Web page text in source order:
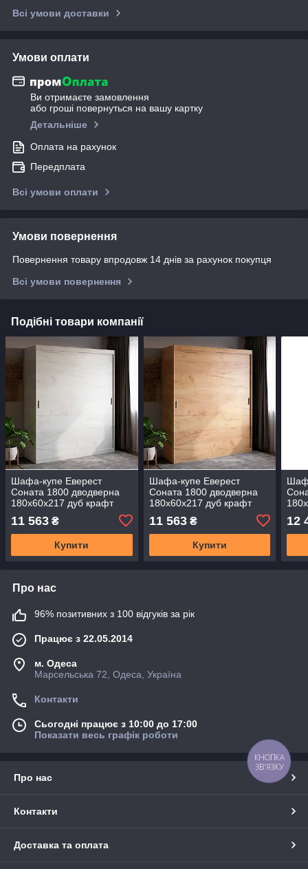
Всі умови доставки
Умови оплати
Ви отримаєте замовлення
або гроші повернуться на вашу картку
Детальніше
Оплата на рахунок
Передплата
Всі умови оплати
Умови повернення
Повернення товару впродовж 14 днів за рахунок покупця
Всі умови повернення
Подібні товари компанії
Шафа-купе Еверест
Соната 1800 дводверна
180х60х217 дуб крафт
11 563 ₴
Купити
Шафа-купе Еверест
Соната 1800 дводверна
180х60х217 дуб крафт
11 563₴
Купити
12
Про нас
96% позитивних з 100 відгуків за рік
Працює з 22.05.2014
м. Одеса
Марсельська 72, Одеса, Україна
Контакти
Сьогодні працює з 10:00 до 17:00
Показати весь графік роботи
Про нас
Контакти
Доставка та оплата
КНОПКА
ЗВ'ЯЗКУ